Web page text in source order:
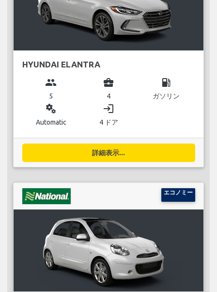
HYUNDAI ELANTRA
group
5
business_center
4
local_gas_station
ガソリン
miscellaneous_services
Automatic
login
4 ドア
詳細表示...
エコノミー